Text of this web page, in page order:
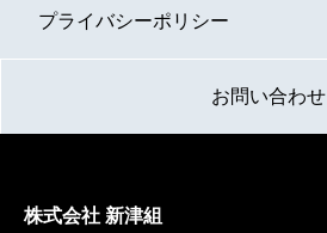
プライバシーポリシー
お問い合わせ
株式会社 新津組